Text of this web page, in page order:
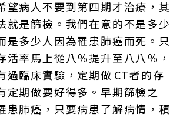
望病人不要到第四期才治療，其
就是篩檢。我們在意的不是多少
是多少人因為罹患肺癌而死。只
活率馬上從八％提升至八八％，
過臨床實驗，定期做 CT者的存
定期做要好得多。早期篩檢之
患肺癌，只要病患了解病情，積